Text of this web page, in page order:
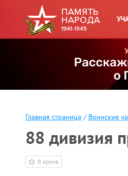
Главная страница / Воинские
88 дивизия
В архив